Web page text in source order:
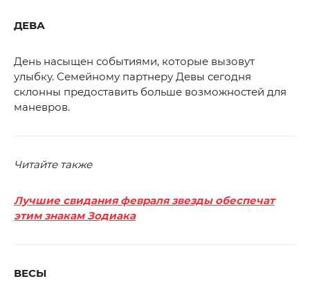
ДЕВА
День насыщен событиями, которые вызовут
улыбку. Семейному партнеру Девы сегодня
склонны предоставить больше возможностей для
маневров.
Читайте также
Лучшие свидания февраля звезды обеспечат
этим знакам Зодиака
ВЕСЫ